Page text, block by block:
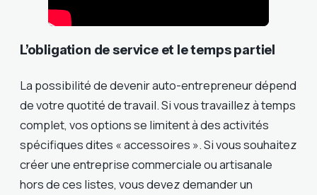
L’obligation de service et le temps partiel
La possibilité de devenir auto-entrepreneur dépend
de votre quotité de travail. Si vous travaillez à temps
complet, vos options se limitent à des activités
spécifiques dites « accessoires ». Si vous souhaitez
créer une entreprise commerciale ou artisanale
hors de ces listes, vous devez demander un